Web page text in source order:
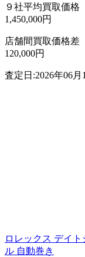
９社平均買取価格
1,450,000円
店舗間買取価格差
120,000円
査定日:2026年06月
ロレックス デイト
ル 自動巻き